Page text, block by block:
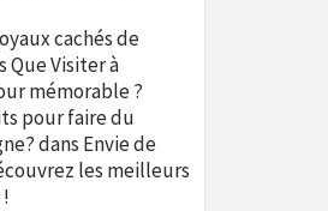
cachés de
Que Visiter à
mémorable ?
pour faire du
dans Envie de
les meilleurs